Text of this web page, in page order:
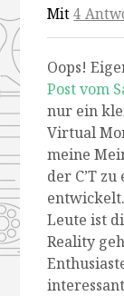
Mit4
Oops!
Post vom
nur ein
Virtual
meine
der C’T
Leute ist
Reality